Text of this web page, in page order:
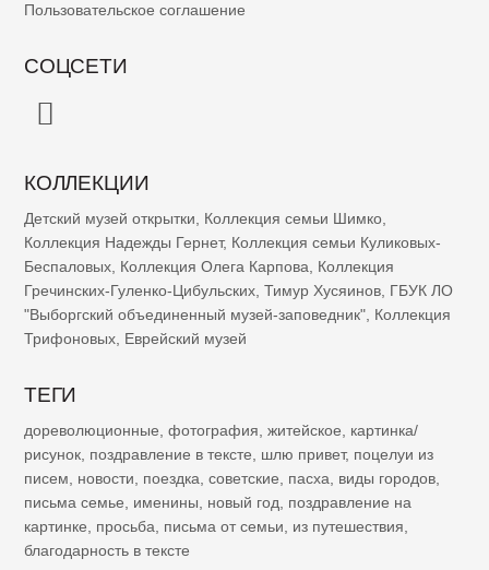
Пользовательское соглашение
СОЦСЕТИ
КОЛЛЕКЦИИ
Детский музей открытки Коллекция семьи Шимко
Коллекция Надежды Гернет, Коллекция семьи Куликовых-
Беспаловых Коллекция Олега Карпова
Коллекция
Гречинских-Гуленко-Цибульских Тимур Хусяинов ГБУК ЛО
"Выборгский объединенный музей-заповедник" Коллекция
Трифоновых Еврейский музей
ТЕГИ
дореволюционные фотография житейское
картинка/
рисунок поздравление в тексте шлю привет, поцелуи из
писем
новости поездка советские пасха виды городов
письма семье
именины новый год
поздравление на
картинке
просьба письма от семьи из путешествия
благодарность в тексте